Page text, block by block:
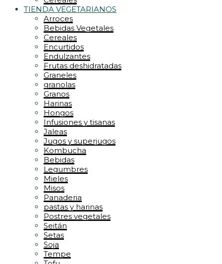
TIENDA VEGETARIANOS
Arroces
Bebidas Vegetales
Cereales
Encurtidos
Endulzantes
Frutas deshidratadas
Graneles
granolas
Granos
Harinas
Hongos
Infusiones y tisanas
Jaleas
Jugos y superjugos
Kombucha
Bebidas
Legumbres
Mieles
Misos
Panaderia
pastas y harinas
Postres vegetales
Seitán
Setas
Soja
Tempe